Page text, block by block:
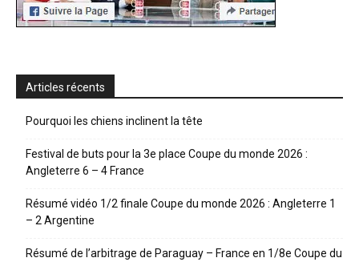
Articles récents
Pourquoi les chiens inclinent la tête
Festival de buts pour la 3e place Coupe du monde 2026 :
Angleterre 6 – 4 France
Résumé vidéo 1/2 finale Coupe du monde 2026 : Angleterre 1
– 2 Argentine
Résumé de l’arbitrage de Paraguay – France en 1/8e Coupe du